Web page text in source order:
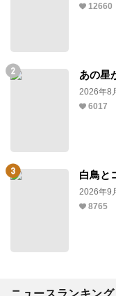
12660
あの星
2026年8
6017
白鳥と
2026年9
8765
ニュースランキング